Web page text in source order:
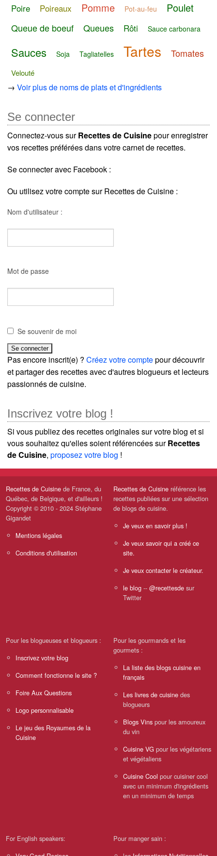
Poire
Poireaux Pomme Pot-au-feu Poulet
Queue de boeuf Queues Rôti Sauce carbonara
Sauces Soja Tagliatelles Tartes Tomates
Velouté
→ Voir plus de noms de plats et d'ingrédients
Se connecter
Connectez-vous surRecettes de Cuisinepour enregistrer
vos recettes préférées dans votre carnet de recettes.
Se connecter avec Facebook :
Ou utilisez votre compte sur Recettes de Cuisine :
Nom d'utilisateur :
Mot de passe
Se souvenir de moi
Pas encore inscrit(e) ? Créez votre comptepour découvrir
et partager des recettes avec d'autres blogueurs et lecteurs
passionnés de cuisine.
Inscrivez votre blog !
Si vous publiez des recettes originales sur votre blog et si
vous souhaitez qu'elles soient référencées surRecettes
de Cuisine, proposez votre blog !
Recettes de Cuisine de France, du
Québec, de Belgique, et d'ailleurs !
Copyright © 2010 - 2024 Stéphane
Gigandet
Mentions légales
Conditions d'utilisation
Recettes de Cuisine référence les
recettes publiées sur une sélection
de blogs de cuisine.
Je veux en savoir plus !
Je veux savoir qui a créé ce
site.
Je veux contacter le créateur.
le blog -- @recettesde sur
Twitter
Pour les blogueuses et blogueurs :
Inscrivez votre blog
Comment fonctionne le site ?
Foire Aux Questions
Logo personnalisable
Le jeu des Royaumes de la
Cuisine
Pour les gourmands et les
gourmets :
La liste des blogs cuisine en
français
Les livres de cuisine des
blogueurs
Blogs Vins pour les amoureux
du vin
Cuisine VG pour les végétariens
et végétaliens
Cuisine Cool pour cuisiner cool
avec un minimum d'ingrédients
en un minimum de temps
For English speakers:
Pour manger sain :